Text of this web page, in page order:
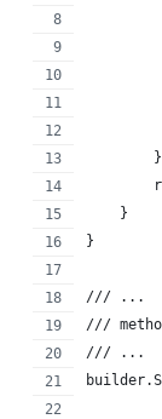
    }
}
/// ...
///
/// ...